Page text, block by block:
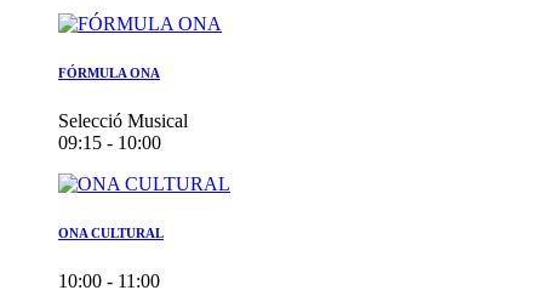
FÓRMULA ONA
Selecció Musical
09:15 - 10:00
ONA CULTURAL
10:00 - 11:00